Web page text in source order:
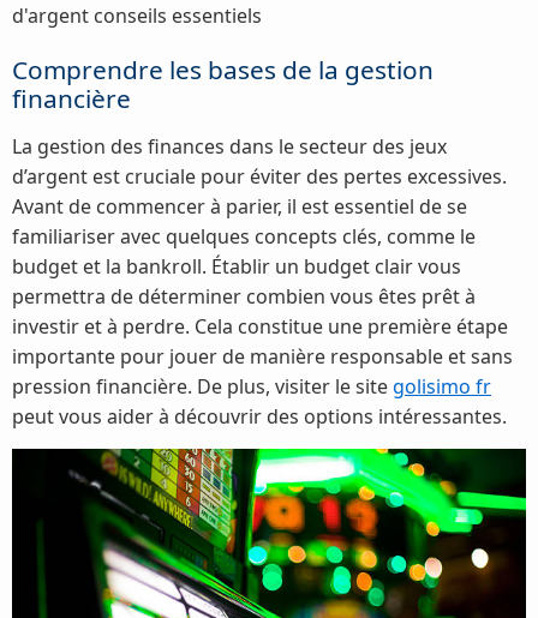
d'argent conseils essentiels
Comprendre les bases de la gestion
financière
La gestion des finances dans le secteur des jeux
d’argent est cruciale pour éviter des pertes excessives.
Avant de commencer à parier, il est essentiel de se
familiariser avec quelques concepts clés, comme le
budget et la bankroll. Établir un budget clair vous
permettra de déterminer combien vous êtes prêt à
investir et à perdre. Cela constitue une première étape
importante pour jouer de manière responsable et sans
pression financière. De plus, visiter le sitegolisimo fr
peut vous aider à découvrir des options intéressantes.